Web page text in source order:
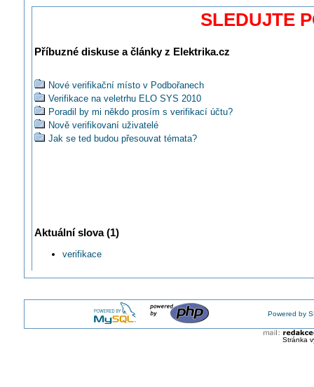
SLEDUJTE
Příbuzné diskuse a články z Elektrika.cz
Nové verifikační místo v Podbořanech
Verifikace na veletrhu ELO SYS 2010
Poradil by mi někdo prosím s verifikací účtu?
Nově verifikovaní uživatelé
Jak se ted budou přesouvat témata?
Aktuální slova (1)
verifikace
Powered by
Stránka